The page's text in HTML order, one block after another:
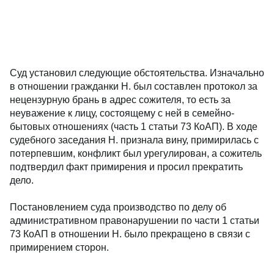
Суд установил следующие обстоятельства. Изначально
в отношении гражданки Н. был составлен протокол за
нецензурную брань в адрес сожителя, то есть за
неуважение к лицу, состоящему с ней в семейно-
бытовых отношениях (часть 1 статьи 73 КоАП). В ходе
судебного заседания Н. признала вину, примирилась с
потерпевшим, конфликт был урегулирован, а сожитель
подтвердил факт примирения и просил прекратить
дело.
Постановлением суда производство по делу об
административном правонарушении по части 1 статьи
73 КоАП в отношении Н. было прекращено в связи с
примирением сторон.